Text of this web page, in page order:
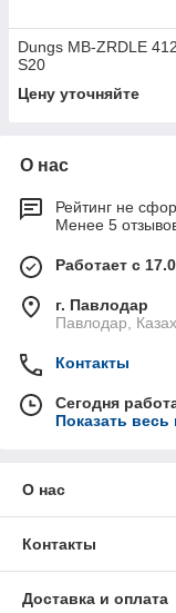
Dungs MB-ZRDLE
S20
Цену уточняйте
О нас
Рейтинг не
Менее 5
Работает с
г. Павлодар
Павлодар,
Контакты
Сегодня
Показать
О нас
Контакты
Доставка и оплата